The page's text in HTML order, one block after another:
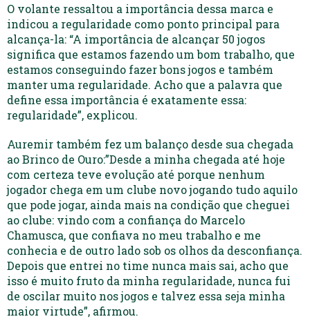
O volante ressaltou a importância dessa marca e
indicou a regularidade como ponto principal para
alcança-la: “A importância de alcançar 50 jogos
significa que estamos fazendo um bom trabalho, que
estamos conseguindo fazer bons jogos e também
manter uma regularidade. Acho que a palavra que
define essa importância é exatamente essa:
regularidade”, explicou.
Auremir também fez um balanço desde sua chegada
ao Brinco de Ouro:”Desde a minha chegada até hoje
com certeza teve evolução até porque nenhum
jogador chega em um clube novo jogando tudo aquilo
que pode jogar, ainda mais na condição que cheguei
ao clube: vindo com a confiança do Marcelo
Chamusca, que confiava no meu trabalho e me
conhecia e de outro lado sob os olhos da desconfiança.
Depois que entrei no time nunca mais sai, acho que
isso é muito fruto da minha regularidade, nunca fui
de oscilar muito nos jogos e talvez essa seja minha
maior virtude”, afirmou.